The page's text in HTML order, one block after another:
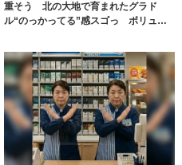
重そう 北の大地で育まれたグラド
ル“のっかってる”感スゴっ ボリュー